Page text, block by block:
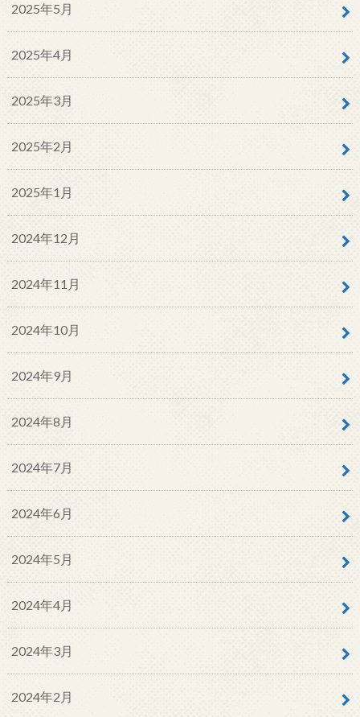
2025年5月
2025年4月
2025年3月
2025年2月
2025年1月
2024年12月
2024年11月
2024年10月
2024年9月
2024年8月
2024年7月
2024年6月
2024年5月
2024年4月
2024年3月
2024年2月